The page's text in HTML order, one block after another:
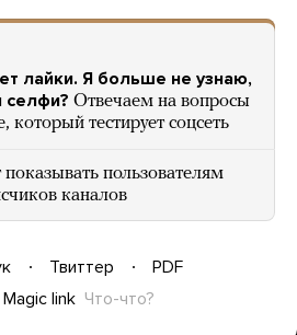
лайки. Я больше не узнаю,
селфи? Отвечаем на вопросы
который тестирует соцсеть
показывать пользователям
каналов
Твиттер
PDF
Magic link Что-что?